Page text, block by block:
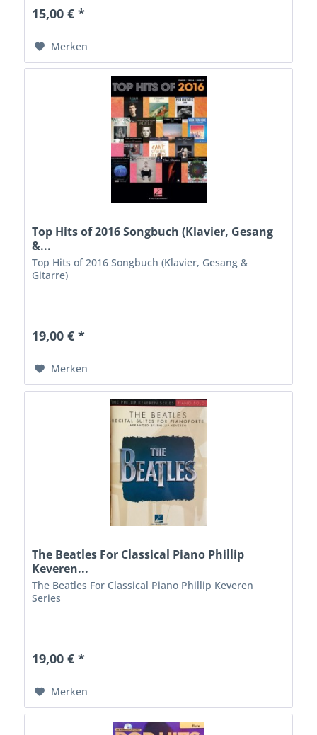
15,00 € *
Merken
Top Hits of 2016 Songbuch (Klavier, Gesang
&...
Top Hits of 2016 Songbuch (Klavier, Gesang &
Gitarre)
19,00 € *
Merken
The Beatles For Classical Piano Phillip
Keveren...
The Beatles For Classical Piano Phillip Keveren
Series
19,00 € *
Merken